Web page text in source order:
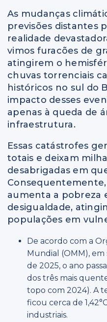
As mudanças
previsões distantes
realidade
vimos furacões de
atingirem o
chuvas torrenciais
históricos no sul do
impacto desses
apenas à queda de
infraestrutura.
Essas catástrofes
totais e deixam
desabrigadas em
aumenta a pobreza
desigualdade,
populações em
De acordo com a
Mundial (OMM),
de 2025, o ano
dos três mais
topo com 2024). A
ficou cerca de
industriais.